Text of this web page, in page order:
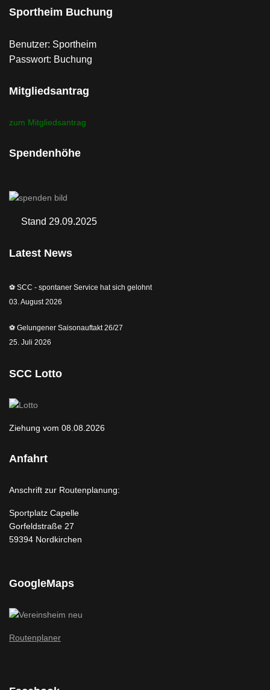
Sportheim Buchung
Benutzer: Sportheim
Passwort: Buchung
Mitgliedsantrag
zum Mitgliedsantrag
Spendenhöhe
Stand 29.09.2025
Latest News
⚽️ SCC - spontaner Service hat sich gelohnt
03. August 2026
⚽️ Gelungener Saisonauftakt 26/27
25. Juli 2026
SCC Lotto
Ziehung vom 08.08.2026
Anfahrt
Anschrift zur Routenplanung:
Sportplatz Capelle
Gorfeldstraße 27
59394 Nordkirchen
GoogleMaps
Routenplaner